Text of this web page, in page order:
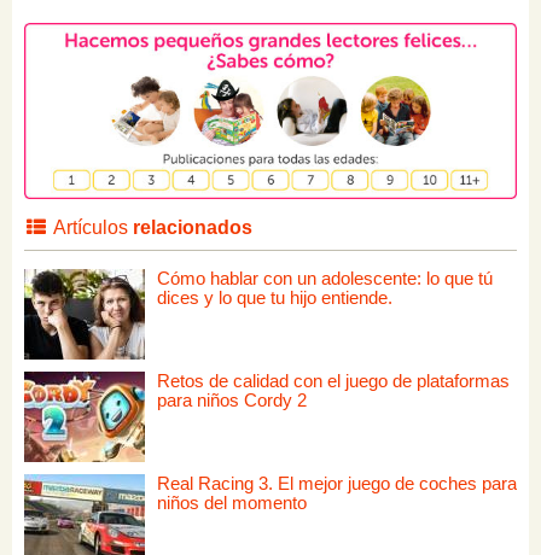
Artículos relacionados
Cómo hablar con un adolescente: lo que tú
dices y lo que tu hijo entiende.
Retos de calidad con el juego de plataformas
para niños Cordy 2
Real Racing 3. El mejor juego de coches para
niños del momento